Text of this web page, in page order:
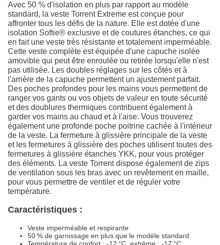
Avec 50 % d'isolation en plus par rapport au modèle
standard, la veste Torrent Extreme est conçue pour
affronter tous les défis de la nature. Elle est dotée d'une
isolation Softie® exclusive et de coutures étanches, ce qui
en fait une veste très résistante et totalement imperméable.
Cette veste complète est équipée d'une capuche isolée
amovible qui peut être enroulée ou retirée lorsqu'elle n'est
pas utilisée. Les doubles réglages sur les côtés et à
l'arrière de la capuche permettent un ajustement parfait.
Des poches profondes pour les mains vous permettent de
ranger vos gants ou vos objets de valeur en toute sécurité
et des doublures thermiques contribuent également à
garder vos mains au chaud et à l'aise. Vous trouverez
également une profonde poche poitrine cachée à l'intérieur
de la veste. La fermeture à glissière principale de la veste
et les fermetures à glissière des poches utilisent toutes des
fermetures à glissière étanches YKK, pour vous protéger
des éléments. La veste Torrent dispose également de zips
de ventilation sous les bras avec un revêtement en maille,
pour vous permettre de ventiler et de réguler votre
température.
Caractéristiques :
Veste imperméable et respirante
50 % de garnissage en plus que le modèle standard